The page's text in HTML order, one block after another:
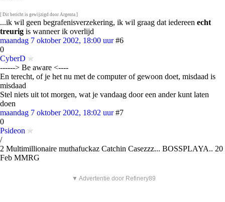
[ Dit bericht is gewijzigd door Argenta ]
...ik wil geen begrafenisverzekering, ik wil graag dat iedereen echt
treurig is wanneer ik overlijd
maandag 7 oktober 2002, 18:00 uur #6
0
CyberD
------> Be aware <----
En terecht, of je het nu met de computer of gewoon doet, misdaad is
misdaad
Stel niets uit tot morgen, wat je vandaag door een ander kunt laten
doen
maandag 7 oktober 2002, 18:02 uur #7
0
Psideon
/
2 Multimillionaire muthafuckaz Catchin Casezzz... BOSSPLAYA.. 20
Feb MMRG
▼ Advertentie door Refinery89